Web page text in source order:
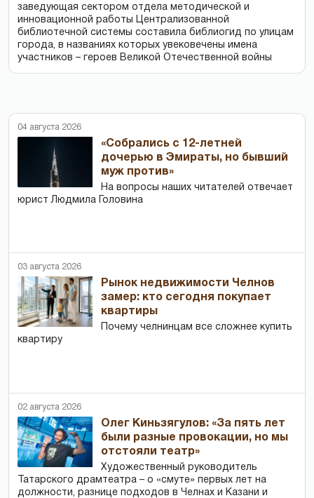
заведующая сектором отдела методической и
инновационной работы Централизованной
библиотечной системы составила библиогид по улицам
города, в названиях которых увековечены имена
участников – героев Великой Отечественной войны
04 августа 2026
«Собрались с 12-летней
дочерью в Эмираты, но бывший
муж против»
На вопросы наших читателей отвечает
юрист Людмила Головина
03 августа 2026
Рынок недвижимости Челнов
замер: кто сегодня покупает
квартиры
Почему челнинцам все сложнее купить
квартиру
02 августа 2026
Олег Киньзягулов: «За пять лет
были разные провокации, но мы
отстояли театр»
Художественный руководитель
Татарского драмтеатра – о «смуте» первых лет на
должности, разнице подходов в Челнах и Казани и